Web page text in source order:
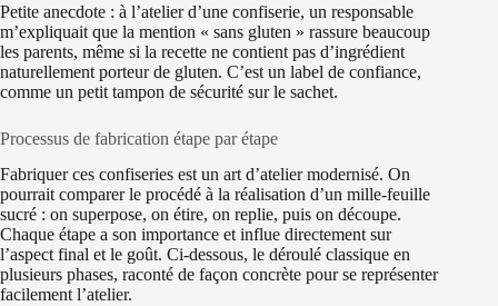
Petite anecdote : à l’atelier d’une confiserie, un responsable
m’expliquait que la mention « sans gluten » rassure beaucoup
les parents, même si la recette ne contient pas d’ingrédient
naturellement porteur de gluten. C’est un label de confiance,
comme un petit tampon de sécurité sur le sachet.
Processus de fabrication étape par étape
Fabriquer ces confiseries est un art d’atelier modernisé. On
pourrait comparer le procédé à la réalisation d’un mille-feuille
sucré : on superpose, on étire, on replie, puis on découpe.
Chaque étape a son importance et influe directement sur
l’aspect final et le goût. Ci-dessous, le déroulé classique en
plusieurs phases, raconté de façon concrète pour se représenter
facilement l’atelier.